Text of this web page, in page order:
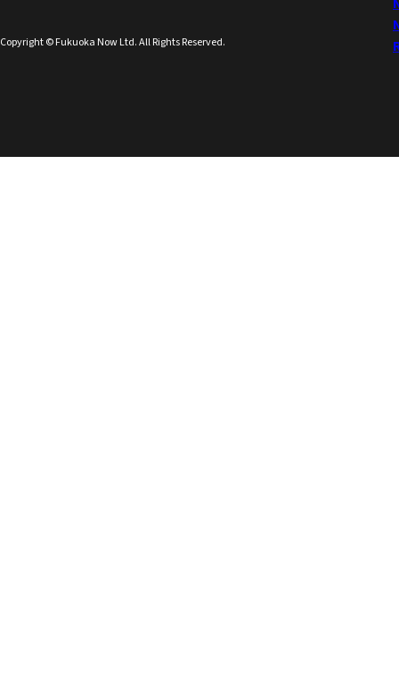
Copyright © Fukuoka Now Ltd. All Rights Reserved.